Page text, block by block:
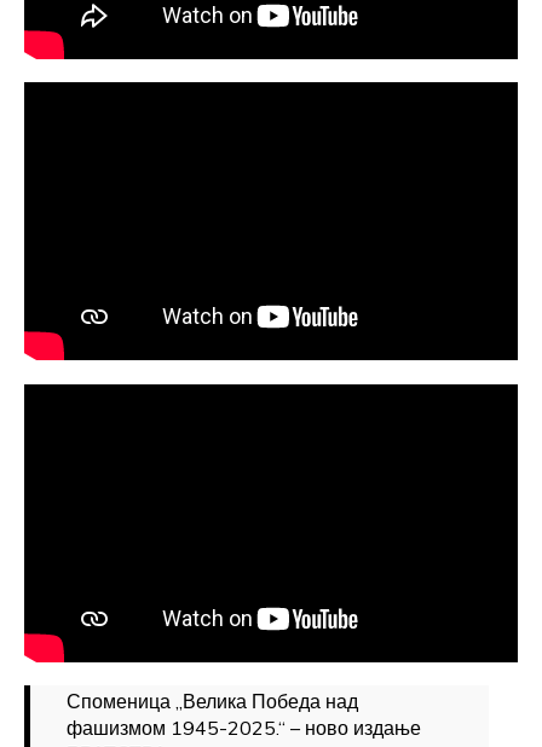
Споменица „Велика Победа над
фашизмом 1945-2025.“ – ново издање